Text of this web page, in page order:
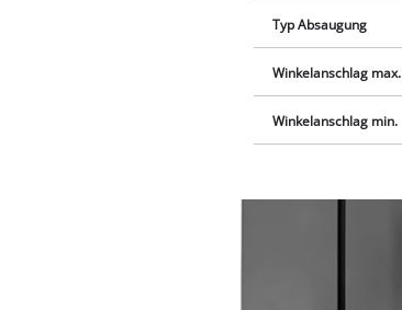
Typ Absaugung
Winkelanschlag max.
Winkelanschlag min.